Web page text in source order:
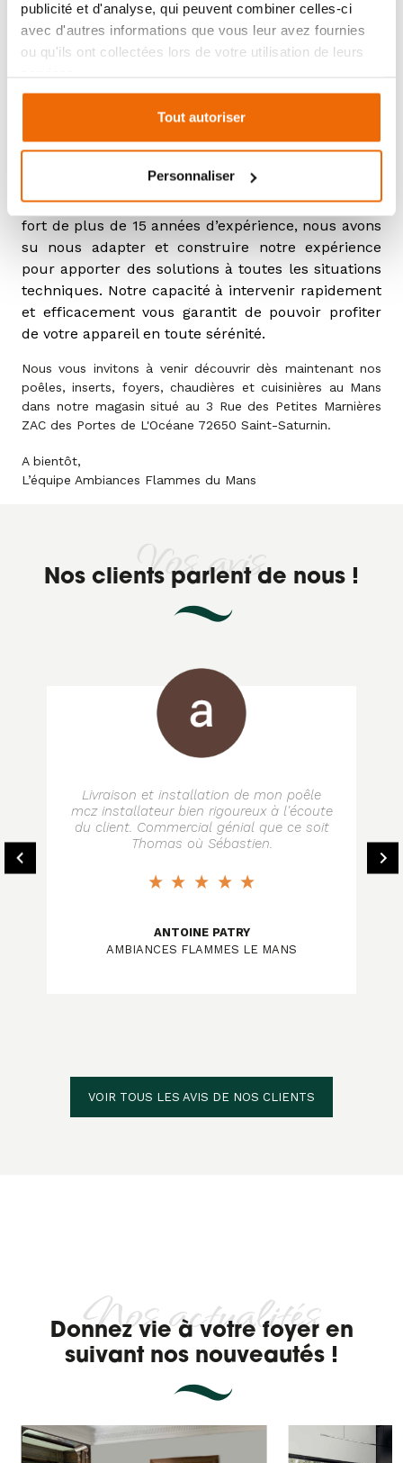
publicité et d'analyse, qui peuvent combiner celles-ci
avec d'autres informations que vous leur avez fournies
ou qu'ils ont collectées lors de votre utilisation de leurs
Tout autoriser
Personnaliser
votre appareil en vous proposant un service de
ramonage et d'entretien de votre appareil. Sous
forme d’abonnement ou de forfait, nous
d'intervention technique, de remplacement de
pièces détachées ou bien encore de conseils, nos
Techniciens Service Client sont à votre disposition.
Faites le choix de la qualité en nous sélectionnant :
fort de plus de 15 années d’expérience, nous avons
su nous adapter et construire notre expérience
pour apporter des solutions à toutes les situations
techniques. Notre capacité à intervenir rapidement
et efficacement vous garantit de pouvoir profiter
de votre appareil en toute sérénité.
Nous vous invitons à venir découvrir dès maintenant nos
poêles, inserts, foyers, chaudières et cuisinières au Mans
dans notre magasin situé au 3 Rue des Petites Marnières
ZAC des Portes de L'Océane 72650 Saint-Saturnin.
A bientôt,
L’équipe Ambiances Flammes du Mans
Vos avis
Nos clients parlent de nous !
Livraison et installation de mon poêle
mcz installateur bien rigoureux à l'écoute
du client. Commercial génial que ce soit
Thomas où Sébastien.
ANTOINE PATRY
AMBIANCES FLAMMES LE MANS
VOIR TOUS LES AVIS DE NOS CLIENTS
Nos actualités
Donnez vie à votre foyer en
suivant nos nouveautés !